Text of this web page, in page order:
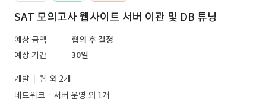
SAT 모의고사 웹사이트 서버 이관 및 DB 튜닝
예상 금액
협의 후 결정
예상 기간
30일
개발
웹 외 2개
네트워크ㆍ서버 운영 외 1개